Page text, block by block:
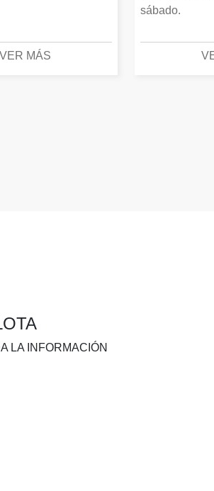
VER MÁS
sábado.
LA INFORMACIÓN